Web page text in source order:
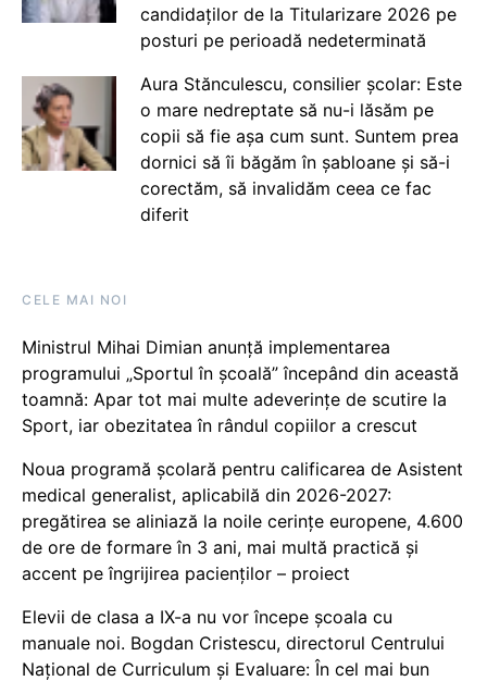
candidaților de la Titularizare 2026 pe
posturi pe perioadă nedeterminată
Aura Stănculescu, consilier școlar: Este
o mare nedreptate să nu-i lăsăm pe
copii să fie așa cum sunt. Suntem prea
dornici să îi băgăm în șabloane și să-i
corectăm, să invalidăm ceea ce fac
diferit
CELE MAI NOI
Ministrul Mihai Dimian anunță implementarea
programului „Sportul în școală” începând din această
toamnă: Apar tot mai multe adeverințe de scutire la
Sport, iar obezitatea în rândul copiilor a crescut
Noua programă școlară pentru calificarea de Asistent
medical generalist, aplicabilă din 2026-2027:
pregătirea se aliniază la noile cerințe europene, 4.600
de ore de formare în 3 ani, mai multă practică și
accent pe îngrijirea pacienților – proiect
Elevii de clasa a IX-a nu vor începe școala cu
manuale noi. Bogdan Cristescu, directorul Centrului
Național de Curriculum și Evaluare: În cel mai bun